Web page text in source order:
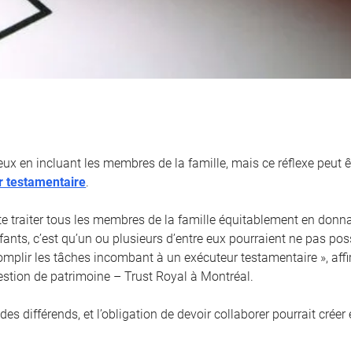
en incluant les membres de la famille, mais ce réflexe peut
testamentaire.
traiter tous les membres de la famille équitablement en
c’est qu’un ou plusieurs d’entre eux pourraient ne pas
les tâches incombant à un exécuteur testamentaire »,
de patrimoine – Trust Royal à Montréal.
différends, et l’obligation de devoir collaborer pourrait créer